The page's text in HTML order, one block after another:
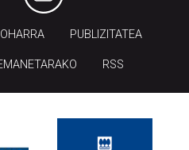
PUBLIZITATEA
RSS